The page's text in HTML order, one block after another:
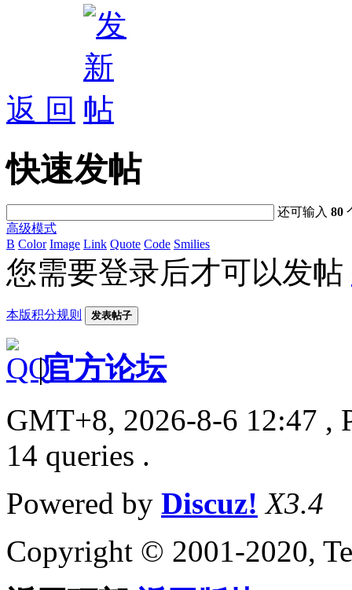
返 回
快速发帖
还可输入80
高级模式
B Color Image Link Quote Code Smilies
您需要登录后才可以发帖
本版积分规则 发表帖子
|官方论坛
GMT+8, 2026-8-6 12:47 ,
14 queries .
Powered by Discuz! X3.4
Copyright © 2001-2020,